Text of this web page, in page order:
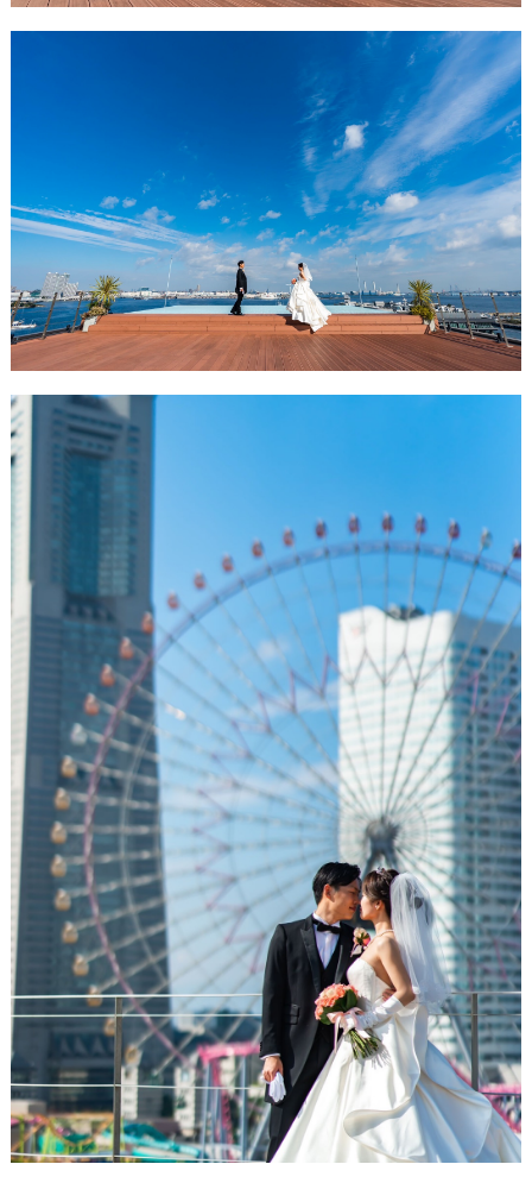
花
嫁
#
卒
花
#
ウ
ェ
ル
カ
ム
ス
ペ
ー
ス
#
プ
チ
ギ
フ
ト
#
沖
#
エ
デ
ィ
ン
グ
ア
イ
テ
ム